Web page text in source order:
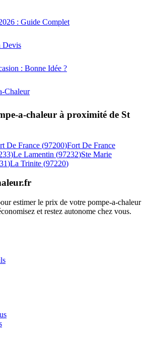
: Guide Complet
Devis
: Bonne Idée ?
Chaleur
a-chaleur à proximité de St
De France (97200)Fort De France
)Le Lamentin (97232)Ste Marie
)La Trinite (97220)
.fr
estimer le prix de votre pompe-a-chaleur
et restez autonome chez vous.